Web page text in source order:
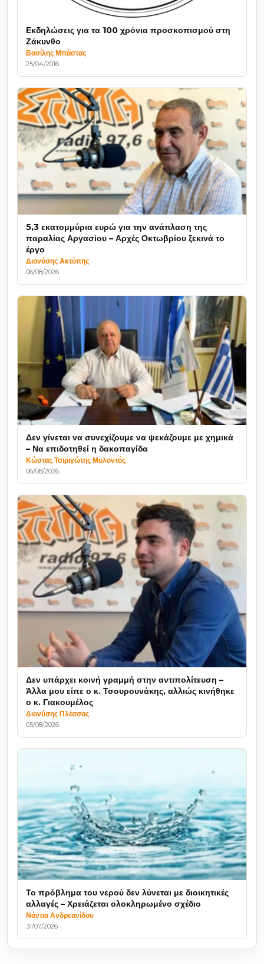
Εκδηλώσεις για τα 100 χρόνια προσκοπισμού στη
Ζάκυνθο
Βασίλης Μπάστας
25/04/2016
5,3 εκατομμύρια ευρώ για την ανάπλαση της
παραλίας Αργασίου – Αρχές Οκτωβρίου ξεκινά το
έργο
Διονύσης Ακτύπης
06/08/2026
Δεν γίνεται να συνεχίζουμε να ψεκάζουμε με χημικά
– Να επιδοτηθεί η δακοπαγίδα
Κώστας Τσιριγώτης Μολοντός
06/08/2026
Δεν υπάρχει κοινή γραμμή στην αντιπολίτευση –
Άλλα μου είπε ο κ. Τσουρουνάκης, αλλιώς κινήθηκε
ο κ. Γιακουμέλος
Διονύσης Πλέσσας
05/08/2026
Το πρόβλημα του νερού δεν λύνεται με διοικητικές
αλλαγές – Χρειάζεται ολοκληρωμένο σχέδιο
Νάντια Ανδρεανίδου
31/07/2026